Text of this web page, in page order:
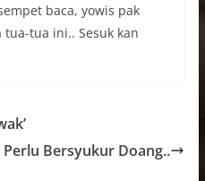
baca, yowis pak
tua ini.. Sesuk kan
Bersyukur Doang..